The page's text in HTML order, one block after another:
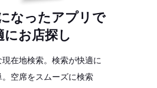
なったアプリで
にお店探し
現在地検索。検索が快適に
。空席をスムーズに検索